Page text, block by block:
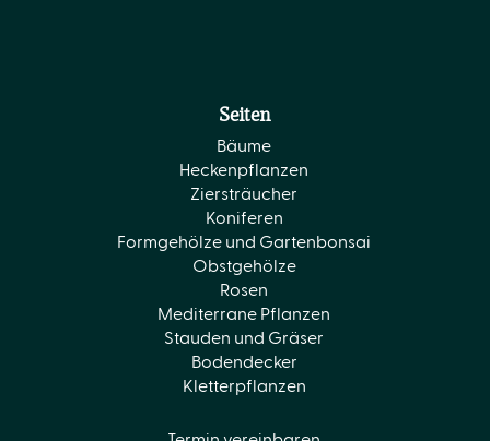
Seiten
Bäume
Heckenpflanzen
Ziersträucher
Koniferen
Formgehölze und Gartenbonsai
Obstgehölze
Rosen
Mediterrane Pflanzen
Stauden und Gräser
Bodendecker
Kletterpflanzen